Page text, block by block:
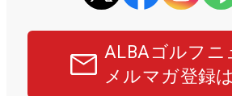
ALBAゴルフニ
メルマガ登録